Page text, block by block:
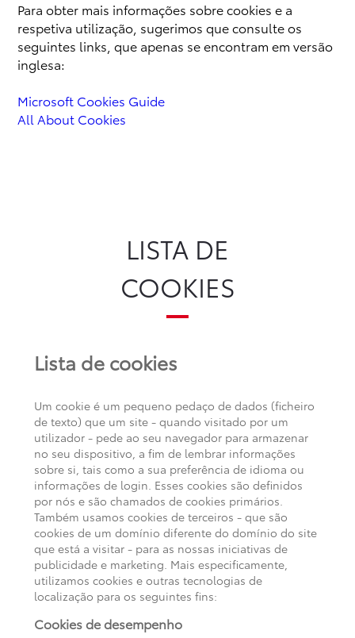
Para obter mais informações sobre cookies e a
respetiva utilização, sugerimos que consulte os
seguintes links, que apenas se encontram em versão
inglesa:
Microsoft Cookies Guide
All About Cookies
LISTA DE
COOKIES
Lista de cookies
Um cookie é um pequeno pedaço de dados (ficheiro
de texto) que um site - quando visitado por um
utilizador - pede ao seu navegador para armazenar
no seu dispositivo, a fim de lembrar informações
sobre si, tais como a sua preferência de idioma ou
informações de login. Esses cookies são definidos
por nós e são chamados de cookies primários.
Também usamos cookies de terceiros - que são
cookies de um domínio diferente do domínio do site
que está a visitar - para as nossas iniciativas de
publicidade e marketing. Mais especificamente,
utilizamos cookies e outras tecnologias de
localização para os seguintes fins:
Cookies de desempenho